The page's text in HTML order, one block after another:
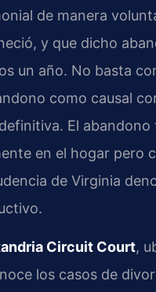
de manera
y que dicho
un año. No basta
como causal
El
en el hogar pero
de Virginia
Circuit Court,
los casos de